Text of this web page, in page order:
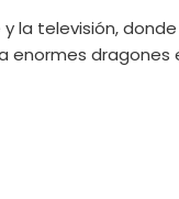
la televisión,
enormes